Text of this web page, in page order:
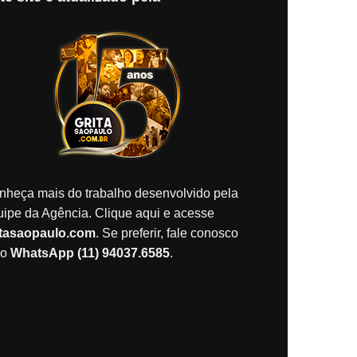
mais do trabalho desenvolvido pela
da Agência. Clique aqui e acesse
. Se preferir, fale conosco
WhatsApp (11) 94037.6585.